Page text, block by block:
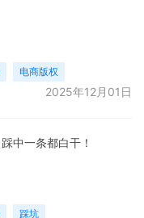
电商版权
2025年12月01日
中一条都白干！
踩坑